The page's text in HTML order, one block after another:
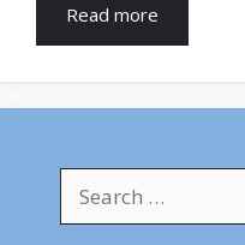
Read more
for: